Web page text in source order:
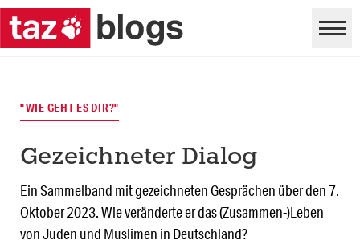
"WIE GEHT ES DIR?"
Gezeichneter Dialog
Ein Sammelband mit gezeichneten Gesprächen über den 7.
Oktober 2023. Wie veränderte er das (Zusammen-)Leben
von Juden und Muslimen in Deutschland?